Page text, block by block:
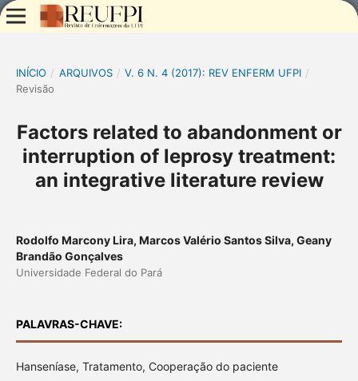
INÍCIO / ARQUIVOS / V. 6 N. 4 (2017): REV ENFERM UFPI /
Revisão
Factors related to abandonment or
interruption of leprosy treatment:
an integrative literature review
Rodolfo Marcony Lira, Marcos Valério Santos Silva, Geany
Brandão Gonçalves
Universidade Federal do Pará
PALAVRAS-CHAVE:
Hanseníase, Tratamento, Cooperação do paciente